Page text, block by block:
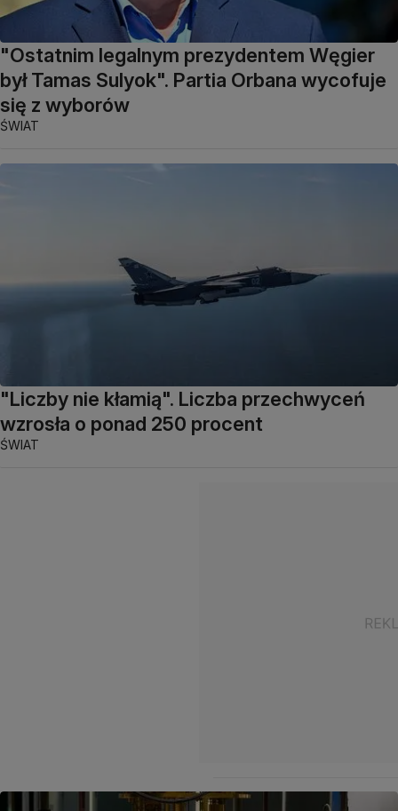
"Ostatnim legalnym prezydentem Węgier
był Tamas Sulyok". Partia Orbana wycofuje
się z wyborów
ŚWIAT
"Liczby nie kłamią". Liczba przechwyceń
wzrosła o ponad 250 procent
ŚWIAT